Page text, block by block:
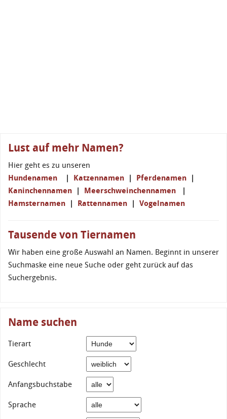
Lust auf mehr Namen?
Hier geht es zu unseren
Hundenamen | Katzennamen | Pferdenamen |
Kaninchennamen | Meerschweinchennamen |
Hamsternamen | Rattennamen | Vogelnamen
Tausende von Tiernamen
Wir haben eine große Auswahl an Namen. Beginnt in unserer
Suchmaske eine neue Suche oder geht zurück auf das
Suchergebnis.
Name suchen
Tierart
Geschlecht
Anfangsbuchstabe
Sprache